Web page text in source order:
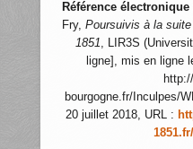
Référence électronique
Fry, Poursuivis à la suite
1851, LIR3S
ligne], mis en ligne
bourgogne.fr/Inculpes/
20 juillet 2018, URL :